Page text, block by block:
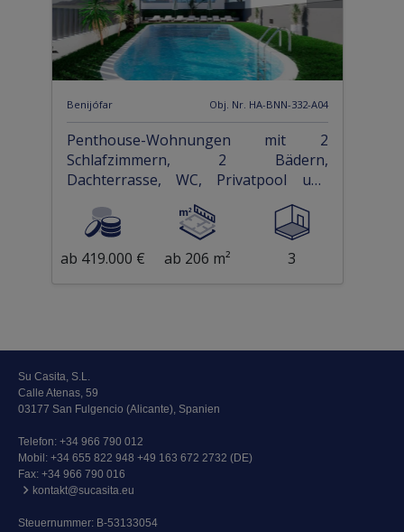
Benijófar Obj. Nr. HA-BNN-332-A04
Penthouse-Wohnungen mit 2
Schlafzimmern, 2 Bädern,
Dachterrasse, WC, Privatpool und
Einbauküchen mit Elektrogeräten
ab 419.000 € ab 206 m² 3
Su Casita, S.L.
Calle Atenas, 59
03177 San Fulgencio (Alicante), Spanien
Telefon: +34 966 790 012
Mobil: +34 655 822 948 +49 163 672 2732 (DE)
Fax: +34 966 790 016
kontakt@sucasita.eu
Steuernummer: B-53133054